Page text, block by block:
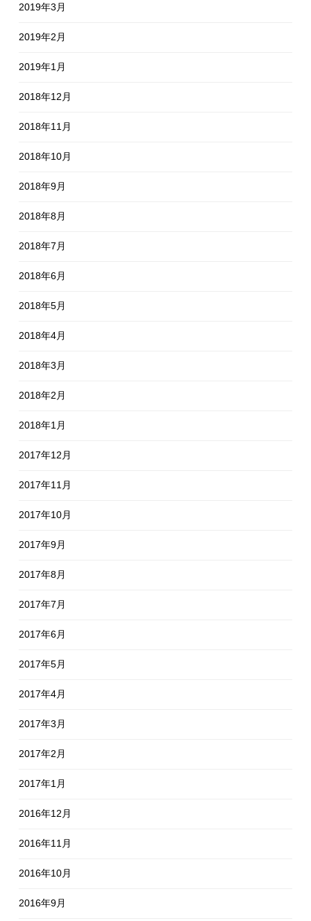
2019年3月
2019年2月
2019年1月
2018年12月
2018年11月
2018年10月
2018年9月
2018年8月
2018年7月
2018年6月
2018年5月
2018年4月
2018年3月
2018年2月
2018年1月
2017年12月
2017年11月
2017年10月
2017年9月
2017年8月
2017年7月
2017年6月
2017年5月
2017年4月
2017年3月
2017年2月
2017年1月
2016年12月
2016年11月
2016年10月
2016年9月